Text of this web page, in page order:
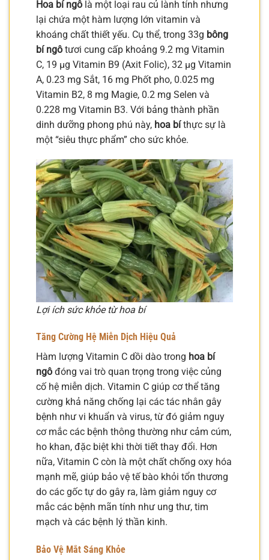
Hoa bí ngô là một loại rau củ lành tính nhưng
lại chứa một hàm lượng lớn vitamin và
khoáng chất thiết yếu. Cụ thể, trong 33g bông
bí ngô tươi cung cấp khoảng 9.2 mg Vitamin
C, 19 µg Vitamin B9 (Axit Folic), 32 µg Vitamin
A, 0.23 mg Sắt, 16 mg Phốt pho, 0.025 mg
Vitamin B2, 8 mg Magie, 0.2 mg Selen và
0.228 mg Vitamin B3. Với bảng thành phần
dinh dưỡng phong phú này, hoa bíthực sự là
một “siêu thực phẩm” cho sức khỏe.
Lợi ích sức khỏe từ hoa bí
Tăng Cường Hệ Miễn Dịch Hiệu Quả
Hàm lượng Vitamin C dồi dào trong hoa bí
ngô đóng vai trò quan trọng trong việc củng
cố hệ miễn dịch. Vitamin C giúp cơ thể tăng
cường khả năng chống lại các tác nhân gây
bệnh như vi khuẩn và virus, từ đó giảm nguy
cơ mắc các bệnh thông thường như cảm cúm,
ho khan, đặc biệt khi thời tiết thay đổi. Hơn
nữa, Vitamin C còn là một chất chống oxy hóa
mạnh mẽ, giúp bảo vệ tế bào khỏi tổn thương
do các gốc tự do gây ra, làm giảm nguy cơ
mắc các bệnh mãn tính như ung thư, tim
mạch và các bệnh lý thần kinh.
Bảo Vệ Mắt Sáng Khỏe